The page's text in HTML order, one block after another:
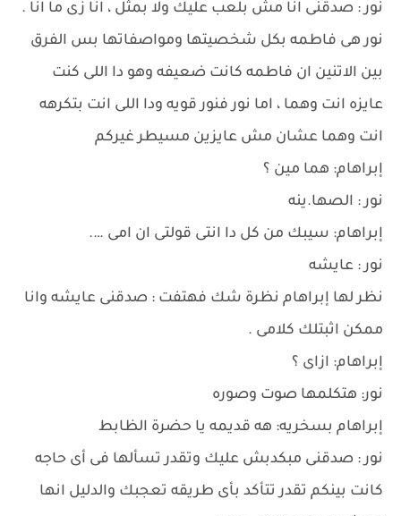
نور : صدقنى انا مش بلعب عليك ولا بمثل ، انا زى ما انا .
نور هى فاطمه بكل شخصيتها ومواصفاتها بس الفرق
بين الاتنين ان فاطمه كانت ضعيفه وهو دا اللى كنت
عايزه انت وهما ، اما نور فنور قويه ودا اللى انت بتكرهه
انت وهما عشان مش عايزين مسيطر غيركم
إبراهام: هما مين ؟
نور : الصها.ينه
إبراهام: سيبك من كل دا انتى قولتى ان امى ….
نور : عايشه
نظر لها إبراهام نظرة شك فهتفت : صدقنى عايشه وانا
ممكن اثبتلك كلامى .
إبراهام: ازاى ؟
نور: هتكلمها صوت وصوره
إبراهام بسخريه: هه قديمه يا حضرة الظابط
نور : صدقنى مبكدبش عليك وتقدر تسألها فى أى حاجه
كانت بينكم تقدر تتأكد بأى طريقه تعجبك والدليل انها